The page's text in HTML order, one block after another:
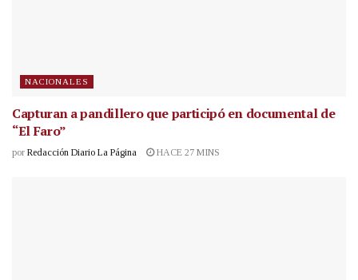
NACIONALES
Capturan a pandillero que participó en documental de
“El Faro”
por Redacción Diario La Página HACE 27 MINS